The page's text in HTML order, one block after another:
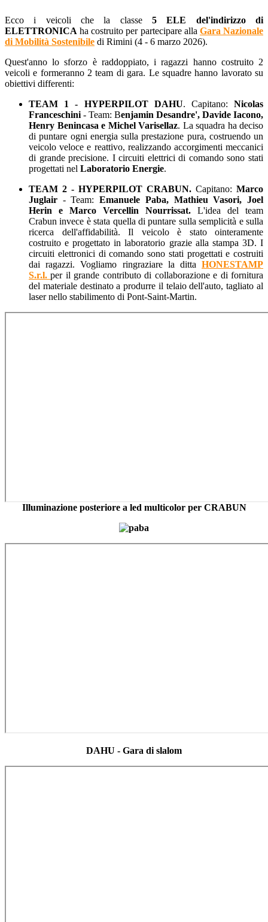
Ecco i veicoli che la classe 5 ELE del'indirizzo di
ELETTRONICA ha costruito per partecipare alla Gara Nazionale
di Mobilità Sostenibile di Rimini (4 - 6 marzo 2026).
Quest'anno lo sforzo è raddoppiato, i ragazzi hanno costruito 2
veicoli e formeranno 2 team di gara. Le squadre hanno lavorato su
obiettivi differenti:
TEAM 1 - HYPERPILOT DAHU. Capitano:Nicolas
Franceschini - Team: Benjamin Desandre', Davide Iacono,
Henry Benincasa e Michel Varisellaz. La squadra ha deciso
di puntare ogni energia sulla prestazione pura, costruendo un
veicolo veloce e reattivo, realizzando accorgimenti meccanici
di grande precisione. I circuiti elettrici di comando sono stati
progettati nel Laboratorio Energie.
TEAM 2 - HYPERPILOT CRABUN. Capitano: Marco
Juglair - Team:Emanuele Paba, Mathieu Vasori, Joel
Herin e Marco Vercellin Nourrissat. L'idea del team
Crabun invece è stata quella di puntare sulla semplicità e sulla
ricerca dell'affidabilità. Il veicolo è stato ointeramente
costruito e progettato in laboratorio grazie alla stampa 3D. I
circuiti elettronici di comando sono stati progettati e costruiti
dai ragazzi. Vogliamo ringraziare la ditta HONESTAMP
S.r.l.per il grande contributo di collaborazione e di fornitura
del materiale destinato a produrre il telaio dell'auto, tagliato al
laser nello stabilimento di Pont-Saint-Martin.
Illuminazione posteriore a led multicolor per CRABUN
DAHU - Gara di slalom